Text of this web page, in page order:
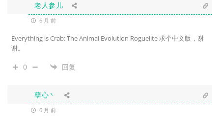
老人参儿
6 月 前
Everything is Crab: The Animal Evolution Roguelite 求个中文版，谢
谢。
0 回复
孽心丶
6 月 前